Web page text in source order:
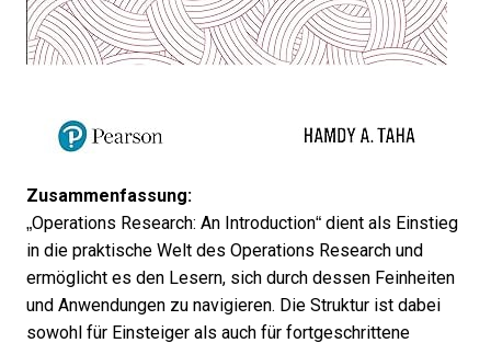
Zusammenfassung:
„Operations Research: An Introduction“ dient als Einstieg
in die praktische Welt des Operations Research und
ermöglicht es den Lesern, sich durch dessen Feinheiten
und Anwendungen zu navigieren. Die Struktur ist dabei
sowohl für Einsteiger als auch für fortgeschrittene